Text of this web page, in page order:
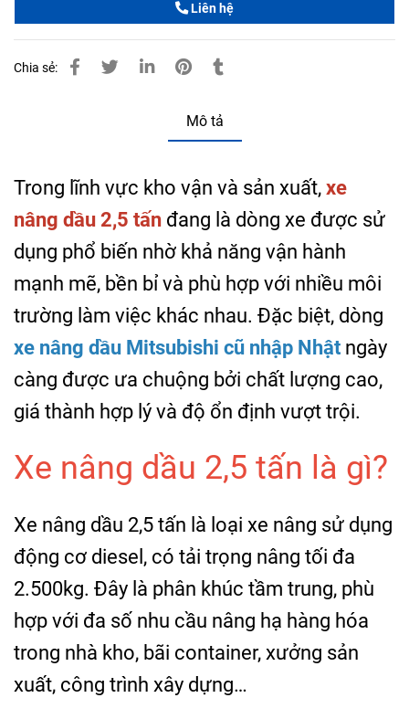
Liên hệ
Chia sẻ:
Mô tả
Trong lĩnh vực kho vận và sản xuất, xe
nâng dầu 2,5 tấn đang là dòng xe được sử
dụng phổ biến nhờ khả năng vận hành
mạnh mẽ, bền bỉ và phù hợp với nhiều môi
trường làm việc khác nhau. Đặc biệt, dòng
xe nâng dầu Mitsubishi cũ nhập Nhật ngày
càng được ưa chuộng bởi chất lượng cao,
giá thành hợp lý và độ ổn định vượt trội.
Xe nâng dầu 2,5 tấn là gì?
Xe nâng dầu 2,5 tấn là loại xe nâng sử dụng
động cơ diesel, có tải trọng nâng tối đa
2.500kg. Đây là phân khúc tầm trung, phù
hợp với đa số nhu cầu nâng hạ hàng hóa
trong nhà kho, bãi container, xưởng sản
xuất, công trình xây dựng…